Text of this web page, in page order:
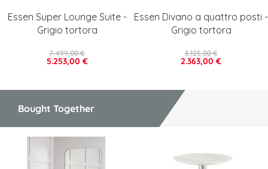
Essen Super Lounge Suite -
Grigio tortora
5.253,00 €
7.499,00 €
Essen Divano a quattro posti -
Grigio tortora
2.363,00 €
3.125,00 €
Bought Together